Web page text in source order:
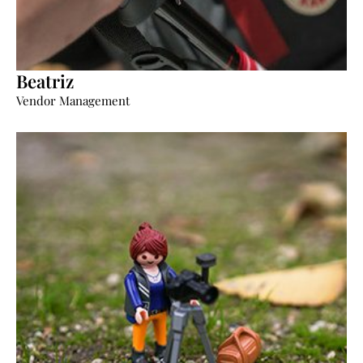
Beatriz
Vendor Management
“Seguimos tu proyecto paso a paso”.